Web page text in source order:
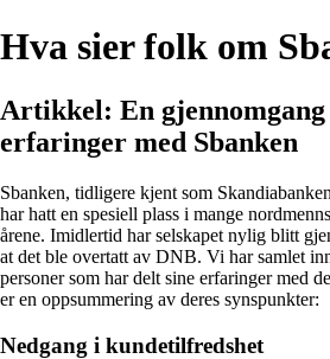
Hva sier folk om
Artikkel: En gjennomgang
erfaringer med Sbanken
Sbanken, tidligere kjent som
har hatt en spesiell plass i mange
årene. Imidlertid har selskapet nylig blitt
at det ble overtatt av DNB. Vi har samlet
personer som har delt sine erfaringer med
er en oppsummering av deres synspunkter:
Nedgang i kundetilfredshet